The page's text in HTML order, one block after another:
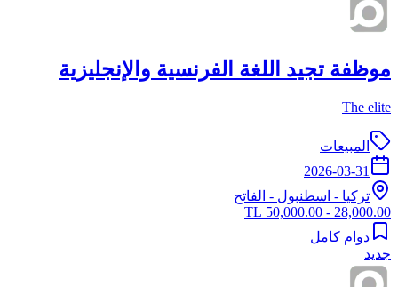
موظفة تجيد اللغة الفرنسية والإنجليزية
The elite
المبيعات
2026-03-31
تركيا - اسطنبول - الفاتح
28,000.00 - 50,000.00 TL
دوام كامل
جديد